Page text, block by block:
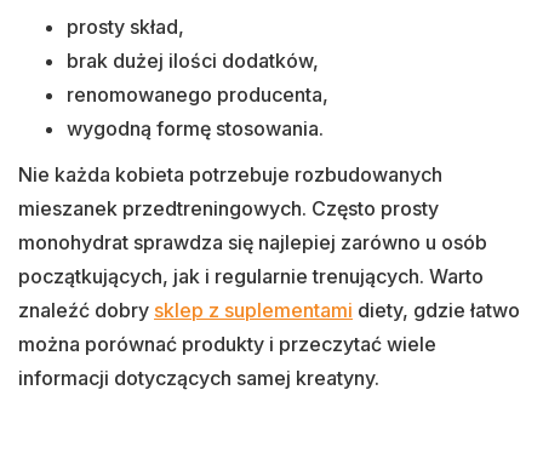
prosty skład,
brak dużej ilości dodatków,
renomowanego producenta,
wygodną formę stosowania.
Nie każda kobieta potrzebuje rozbudowanych
mieszanek przedtreningowych. Często prosty
monohydrat sprawdza się najlepiej zarówno u osób
początkujących, jak i regularnie trenujących. Warto
znaleźć dobry sklep z suplementami diety, gdzie łatwo
można porównać produkty i przeczytać wiele
informacji dotyczących samej kreatyny.